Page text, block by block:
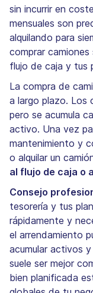
sin incurrir en
mensuales son
alquilando para
comprar
flujo de caja y tus
La compra de
a largo plazo. Los
pero se acumula
activo. Una vez
mantenimiento y
o alquilar un
al flujo de caja o
Consejo
tesorería y tus
rápidamente y
el arrendamiento
acumular activos
suele ser mejor
bien planificada